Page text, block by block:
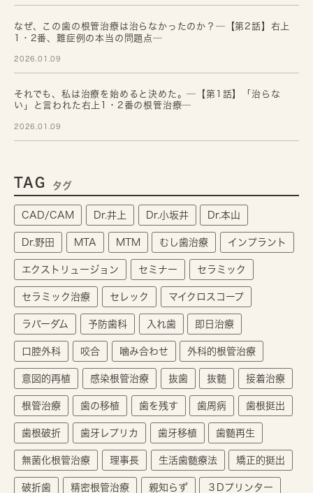
なぜ、この歯の根管治療は治らなかったのか？─【第2話】右上
1・2番、難症例の本当の問題点─
2026.01.09
それでも、私は治療を始めると決めた。─【第1話】「治らな
い」と言われた右上1・2番の根管治療─
2026.01.09
TAG タグ
CAD/CAM Dr.井上 Dr.小坂井 Dr.本山
Dr.野田 MTA MTM むし歯治療 インプラント
エクストリュージョン セミナー セラミック
セラミック治療 セレック マイクロスコープ
ラバーダム 予防歯科 入れ歯 即日治療
口腔外科 咬合 噛み合わせ 外科的根管治療
意図的再植 感染根管治療 抜歯 抜髄 接着治療
根管治療 歯の移植 歯を残す 歯周病 歯根挺出
歯根破折 歯牙レプリカ 歯牙移植 歯髄再生
無菌化根管治療 理事長 生活歯髄療法 矯正的挺出
破折歯 精密根管治療 親知らず ３Dプリンター